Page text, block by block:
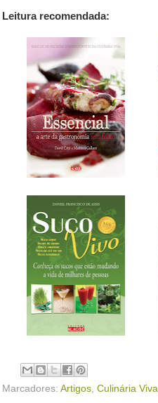
Leitura recomendada:
Marcadores: Artigos Culinária Viva